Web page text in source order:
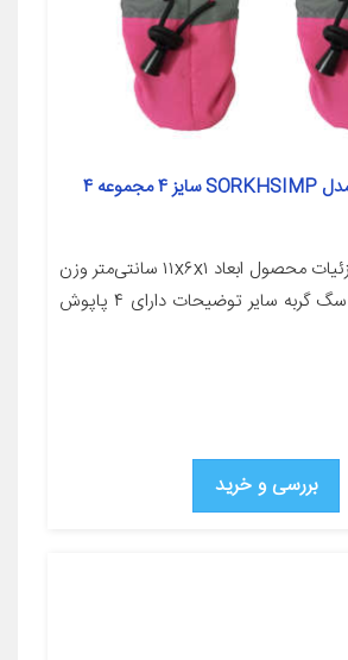
کفش سگ و گربه مدل SORKHSIMP سایز 4 مجموعه 4
معرفی محصول جزئیات محصول ابعاد ۱۱x۶x۱ سانتی‌متر وزن
۱ گرم گونه حیوان سگ گربه سایر توضیحات دارای ۴ پاپوش
بررسی و خرید